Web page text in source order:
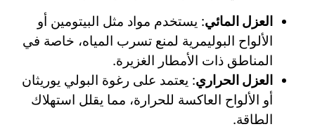
العزل المائي: يستخدم مواد مثل البيتومين أو
الألواح البوليمرية لمنع تسرب المياه، خاصة في
المناطق ذات الأمطار الغزيرة.
العزل الحراري: يعتمد على رغوة البولي يوريثان
أو الألواح العاكسة للحرارة، مما يقلل استهلاك
الطاقة.